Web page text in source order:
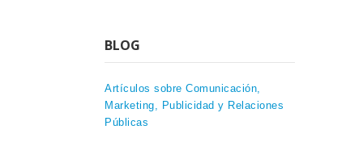
BLOG
Artículos sobre Comunicación,
Marketing, Publicidad y Relaciones
Públicas